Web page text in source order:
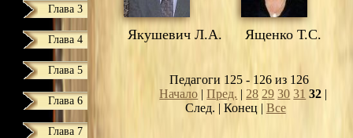
Глава 3
Глава 4
Глава 5
Глава 6
Глава 7
Якушевич Л.А. Ященко Т.С.
Педагоги 125 - 126 из 126
Начало |Пред. | 28 29 30 31 32 |
След. | Конец | Все